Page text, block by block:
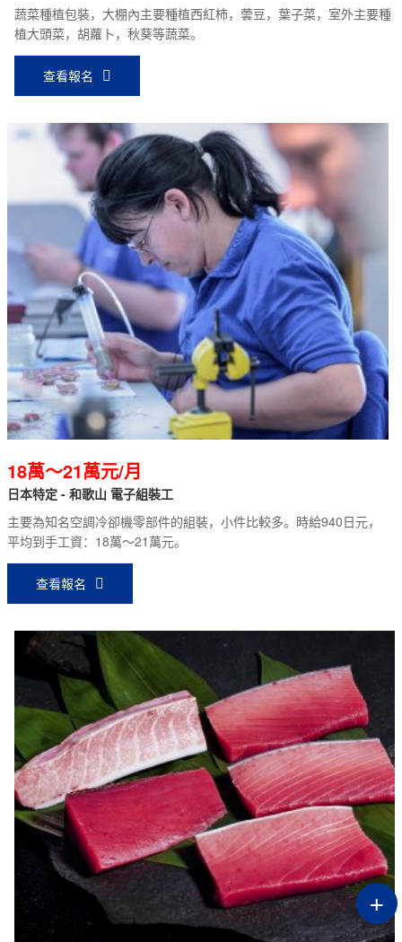
蔬菜種植包裝，大棚內主要種植西紅柿，蕓豆，葉子菜，室外主要種
植大頭菜，胡蘿卜，秋葵等蔬菜。
查看報名
18萬～21萬元/月
日本特定 - 和歌山 電子組裝工
主要為知名空調冷卻機零部件的組裝，小件比較多。時給940日元，
平均到手工資：18萬～21萬元。
查看報名
+